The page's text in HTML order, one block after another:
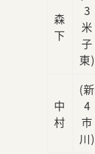
森
下
3
米
子
東)
中
村
(新
4
市
川)